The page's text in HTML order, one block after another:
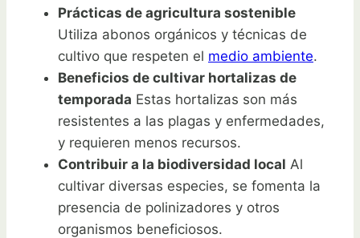
Prácticas de agricultura sostenible
Utiliza abonos orgánicos y técnicas de
cultivo que respeten el medio ambiente.
Beneficios de cultivar hortalizas de
temporada Estas hortalizas son más
resistentes a las plagas y enfermedades,
y requieren menos recursos.
Contribuir a la biodiversidad local Al
cultivar diversas especies, se fomenta la
presencia de polinizadores y otros
organismos beneficiosos.